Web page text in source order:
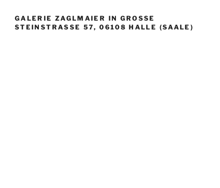
GALERIE ZAGLMAIER IN GROSSE S
TEINSTRASSE 57, 06108 HALLE (SAALE)